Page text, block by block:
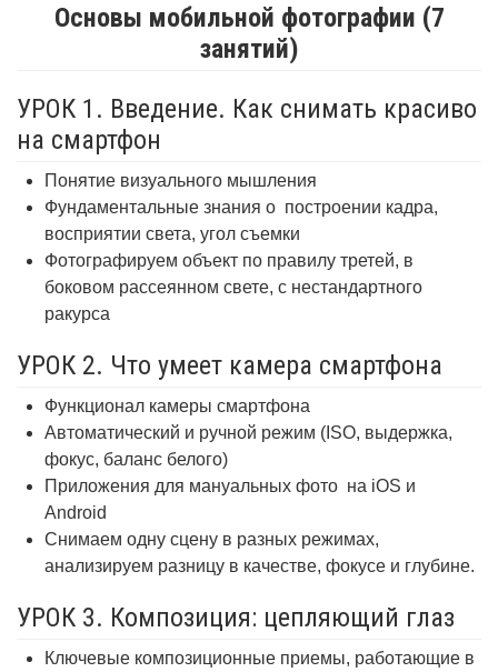
Основы мобильной фотографии (7
занятий)
УРОК 1. Введение. Как снимать красиво
на смартфон
Понятие визуального мышления
Фундаментальные знания о построении кадра,
восприятии света, угол съемки
Фотографируем объект по правилу третей, в
боковом рассеянном свете, с нестандартного
ракурса
УРОК 2. Что умеет камера смартфона
Функционал камеры смартфона
Автоматический и ручной режим (ISO, выдержка,
фокус, баланс белого)
Приложения для мануальных фото на iOS и
Android
Снимаем одну сцену в разных режимах,
анализируем разницу в качестве, фокусе и глубине.
УРОК 3. Композиция: цепляющий глаз
Ключевые композиционные приемы, работающие в